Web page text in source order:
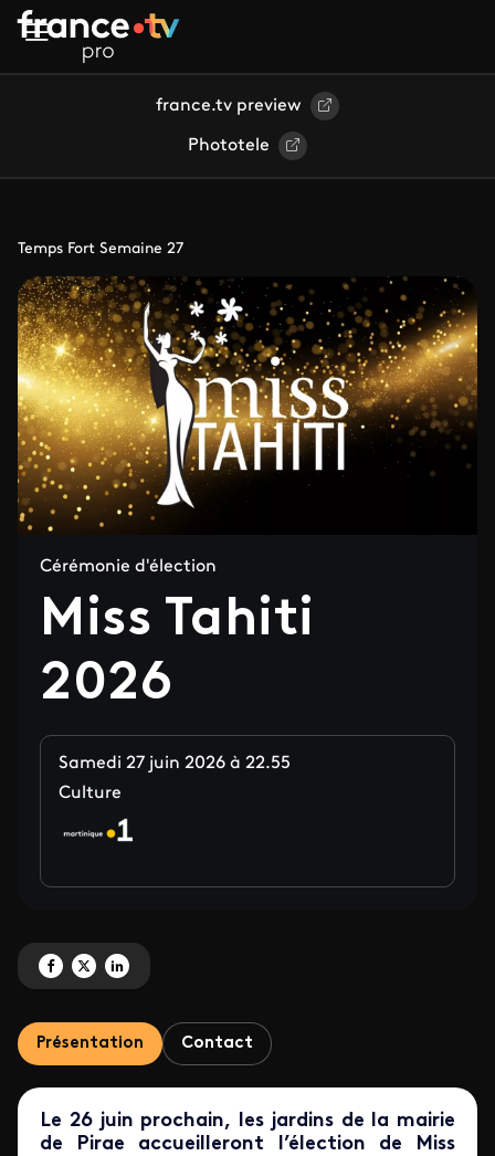
Aller au contenu principal
france.tv preview
Phototele
Temps Fort Semaine 27
Cérémonie d'élection
Miss Tahiti
2026
Samedi 27 juin 2026 à 22.55
Culture
Partagez 'Miss Tahiti 2026' sur Facebook
Partagez 'Miss Tahiti 2026' sur X
Partagez 'Miss Tahiti 2026' sur LinkedIn
Présentation Contact
Le 26 juin prochain, les jardins de la mairie
de Pirae accueilleront l’élection de Miss